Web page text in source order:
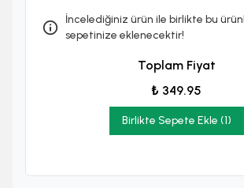
İncelediğiniz ürün ile birlikte bu
sepetinize eklenecektir!
Toplam Fiyat
₺ 349.95
Birlikte Sepete Ekle (1)